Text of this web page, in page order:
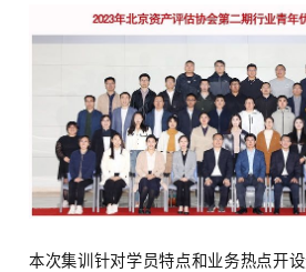
本次集训针对学员特点和业务热点开